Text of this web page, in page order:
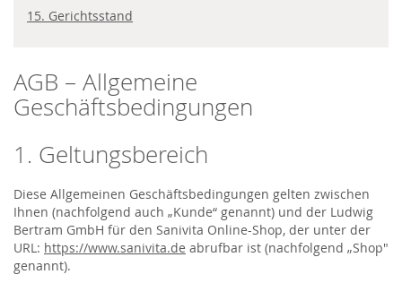
AGB – Allgemeine
Geschäftsbedingungen
1. Geltungsbereich
Diese Allgemeinen Geschäftsbedingungen gelten zwischen
Ihnen (nachfolgend auch „Kunde“ genannt) und der Ludwig
Bertram GmbH für den Sanivita Online-Shop, der unter der
URL: https://www.sanivita.de abrufbar ist (nachfolgend „Shop"
genannt).
15. Gerichtsstand